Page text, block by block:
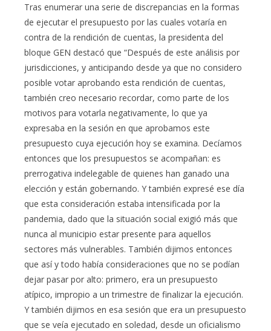
Tras enumerar una serie de discrepancias en la formas
de ejecutar el presupuesto por las cuales votaría en
contra de la rendición de cuentas, la presidenta del
bloque GEN destacó que “Después de este análisis por
jurisdicciones, y anticipando desde ya que no considero
posible votar aprobando esta rendición de cuentas,
también creo necesario recordar, como parte de los
motivos para votarla negativamente, lo que ya
expresaba en la sesión en que aprobamos este
presupuesto cuya ejecución hoy se examina. Decíamos
entonces que los presupuestos se acompañan: es
prerrogativa indelegable de quienes han ganado una
elección y están gobernando. Y también expresé ese día
que esta consideración estaba intensificada por la
pandemia, dado que la situación social exigió más que
nunca al municipio estar presente para aquellos
sectores más vulnerables. También dijimos entonces
que así y todo había consideraciones que no se podían
dejar pasar por alto: primero, era un presupuesto
atípico, impropio a un trimestre de finalizar la ejecución.
Y también dijimos en esa sesión que era un presupuesto
que se veía ejecutado en soledad, desde un oficialismo